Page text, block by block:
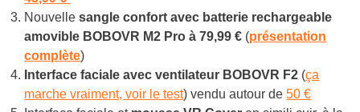
Nouvellesangle confort avec batterie rechargeable
amovible BOBOVR M2 Pro à79,99 € (présentation
complète)
Interface faciale avec ventilateur BOBOVR F2 (ça
marche vraiment, voir le test) vendu autour de50 €